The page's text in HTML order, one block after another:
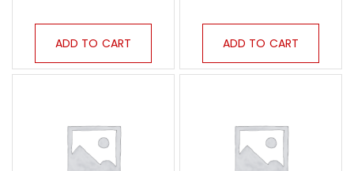
ADD TO CART ADD TO CART